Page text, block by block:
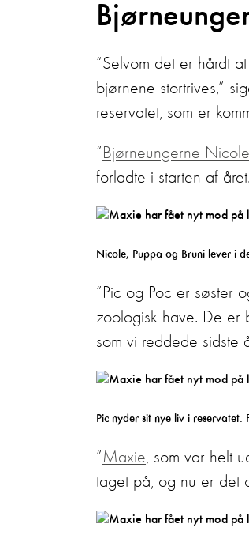
“Selvom det er hårdt
bjørnene stortrives,”
reservatet, som er
” Bjørneungerne
forladte i starten af
Nicole, Puppa og Bruni lever i
”Pic og Poc er søster
zoologisk have. De er
som vi reddede sidste
Pic nyder sit nye liv i reservatet.
”Maxie, som var helt
taget på, og nu er det